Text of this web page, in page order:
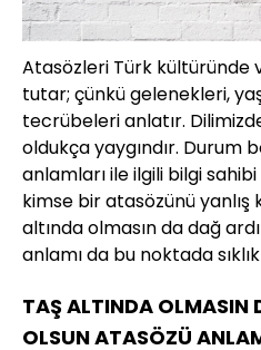
Atasözleri Türk kültüründe
tutar; çünkü gelenekleri,
tecrübeleri anlatır.
oldukça yaygındır. Durum
anlamları ile ilgili bilgi
kimse bir atasözünü
altında olmasın da dağ
anlamı da bu noktada
TAŞ ALTINDA OLMASIN
OLSUN ATASÖZÜ